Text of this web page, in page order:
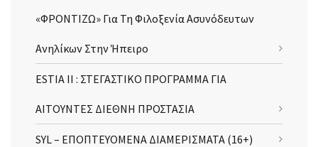
«ΦΡΟΝΤΙΖΩ» Για Τη Φιλοξενία Ασυνόδευτων
Ανηλίκων Στην Ήπειρο
ESTIA II : ΣΤΕΓΑΣΤΙΚΟ ΠΡΟΓΡΑΜΜΑ ΓΙΑ
ΑΙΤΟΥΝΤΕΣ ΔΙΕΘΝΗ ΠΡΟΣΤΑΣΙΑ
SYL – ΕΠΟΠΤΕΥΟΜΕΝΑ ΔΙΑΜΕΡΙΣΜΑΤΑ (16+)